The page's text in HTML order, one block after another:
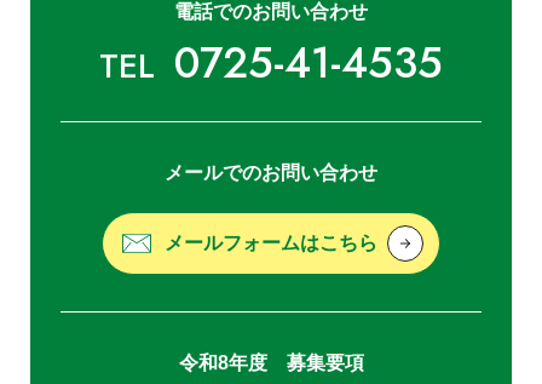
電話でのお問い合わせ
TEL 0725-41-4535
メールでのお問い合わせ
メールフォームはこちら
令和8年度 募集要項